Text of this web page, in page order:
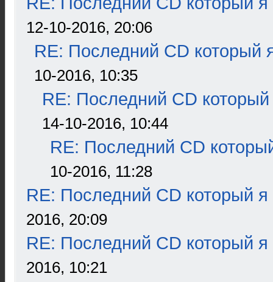
12-10-2016, 20:06
RE: Последний CD который
10-2016, 10:35
RE: Последний CD который
14-10-2016, 10:44
RE: Последний CD
10-2016, 11:28
RE: Последний CD который я
2016, 20:09
RE: Последний CD который я
2016, 10:21